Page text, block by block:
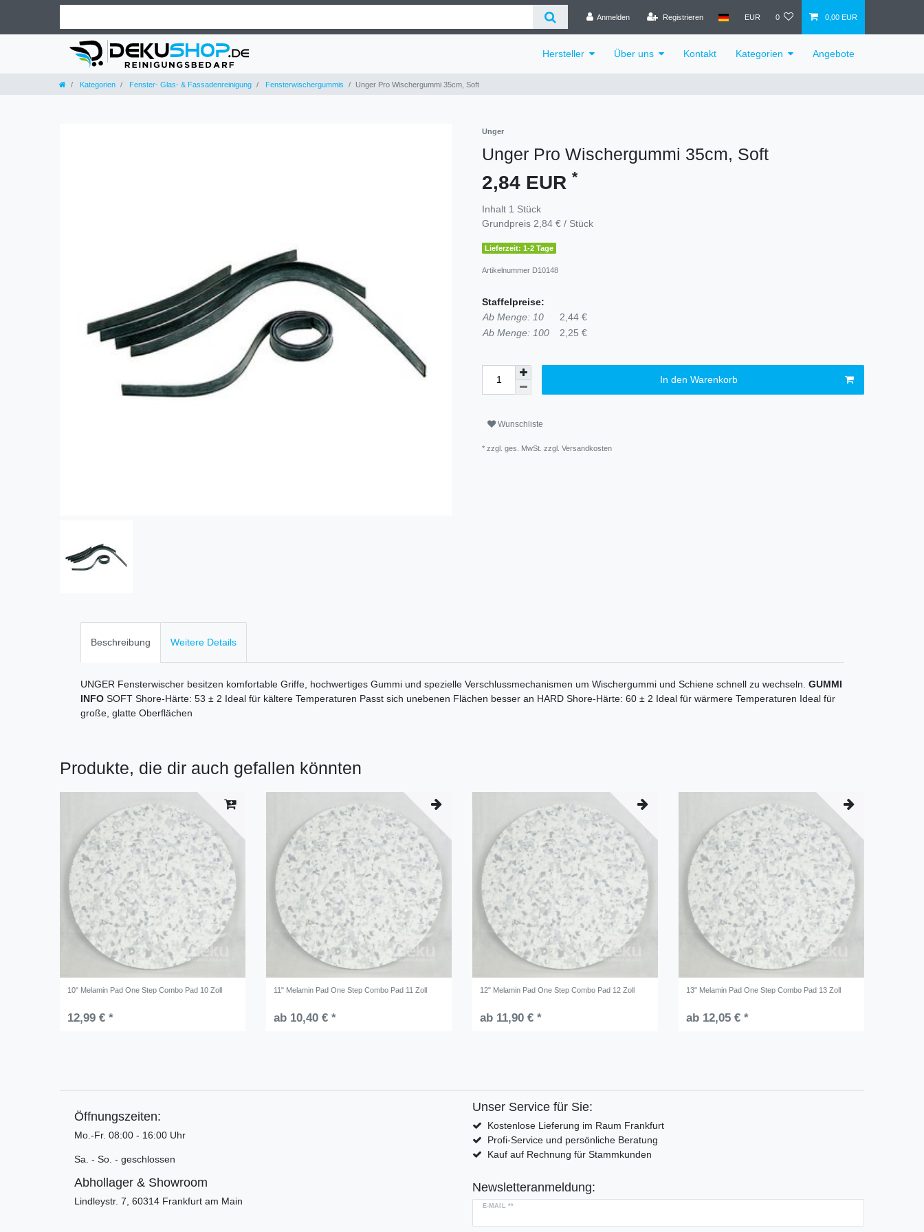
Anmelden Registrieren EUR 0 0,00 EUR
Hersteller Über uns Kontakt Kategorien Angebote
Kategorien Fenster- Glas- & Fassadenreinigung Fensterwischergummis Unger Pro Wischergummi 35cm, Soft
Unger
Unger Pro Wischergummi 35cm, Soft
2,84 EUR *
Inhalt 1 Stück
Grundpreis 2,84 € / Stück
Lieferzeit: 1-2 Tage
Artikelnummer D10148
Staffelpreise:
Ab Menge: 10
2,44 €
Ab Menge: 100
2,25 €
In den Warenkorb
Wunschliste
* zzgl. ges. MwSt. zzgl. Versandkosten
Beschreibung Weitere Details
UNGER Fensterwischer besitzen komfortable Griffe, hochwertiges Gummi und spezielle Verschlussmechanismen um Wischergummi und Schiene schnell zu wechseln. GUMMI
INFO SOFT Shore-Härte: 53 ± 2 Ideal für kältere Temperaturen Passt sich unebenen Flächen besser an HARD Shore-Härte: 60 ± 2 Ideal für wärmere Temperaturen Ideal für
große, glatte Oberflächen
Produkte, die dir auch gefallen könnten
10" Melamin Pad One Step Combo Pad 10 Zoll
12,99 € *
11" Melamin Pad One Step Combo Pad 11 Zoll
ab 10,40 € *
12" Melamin Pad One Step Combo Pad 12 Zoll
ab 11,90 € *
13" Melamin Pad One Step Combo Pad 13 Zoll
ab 12,05 € *
Öffnungszeiten:
Mo.-Fr. 08:00 - 16:00 Uhr
Sa. - So. - geschlossen
Abhollager & Showroom
Lindleystr. 7, 60314 Frankfurt am Main
Unser Service für Sie:
Kostenlose Lieferung im Raum Frankfurt
Profi-Service und persönliche Beratung
Kauf auf Rechnung für Stammkunden
Newsletteranmeldung:
E-MAIL **